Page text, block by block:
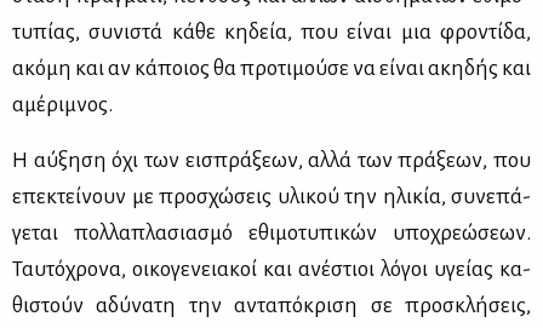
τυ­πί­ας, συ­νι­στά κά­θε κη­δεία, που εί­ναι μια φρο­ντί­δα,
ακό­μη και αν κά­ποιος θα προ­τι­μού­σε να εί­ναι ακη­δής και
αμέ­ρι­μνος.
Η αύ­ξη­ση όχι των ει­σπρά­ξε­ων, αλ­λά των πρά­ξε­ων, που
επε­κτεί­νουν με προ­σχώ­σεις υλι­κού την ηλι­κία, συ­νε­πά­
γε­ται πολ­λα­πλα­σια­σμό εθι­μο­τυ­πι­κών υπο­χρε­ώ­σε­ων.
Ταυ­τό­χρο­να, οι­κο­γε­νεια­κοί και ανέ­στιοι λό­γοι υγεί­ας κα­
θι­στούν αδύ­να­τη την αντα­πό­κρι­ση σε προ­σκλή­σεις,